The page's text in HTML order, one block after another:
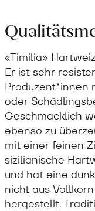
«Timilia»
Er ist sehr
Produzent*innen
oder
Geschmacklich
ebenso zu
mit einer feinen
sizilianische
und hat eine
nicht aus
hergestellt.